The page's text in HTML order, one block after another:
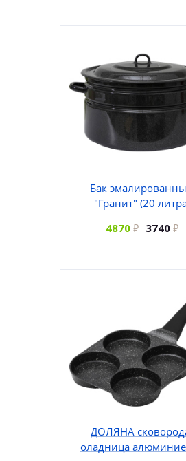
Бак
"Гранит" (20
4870
3740
ДОЛЯНА
оладница